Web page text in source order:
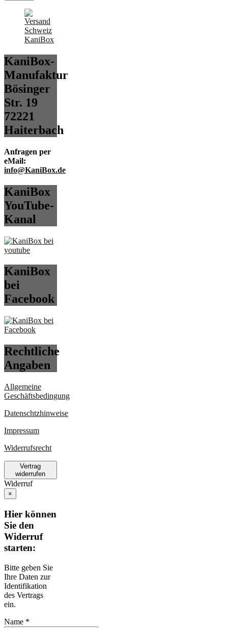
KaniBox-
Manufaktur
Bösinger
Str. 19
72221
Haiterbach
Anfragen per
eMail:
info@KaniBox.de
KaniBox
YouTube-
Kanal
KaniBox
bei
Facebook
Rechtliche
Angaben
Allgemeine
Geschäftsbedingung
Datenschtzhinweise
Impressum
Widerrufsrecht
Vertrag
widerrufen
Widerruf
×
Hier können
Sie den
Widerruf
starten:
Bitte geben Sie
Ihre Daten zur
Identifikation
des Vertrags
ein.
Name *